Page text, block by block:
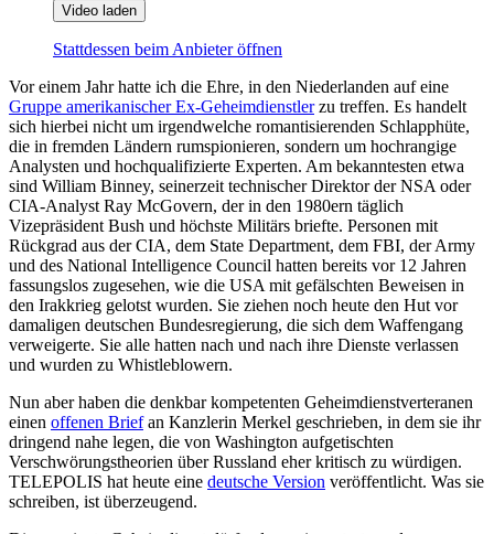
Video laden
Stattdessen beim Anbieter öffnen
Vor einem Jahr hatte ich die Ehre, in den Niederlanden auf eine
Gruppe amerikanischer Ex-Geheimdienstlerzu treffen. Es handelt
sich hierbei nicht um irgendwelche romantisierenden Schlapphüte,
die in fremden Ländern rumspionieren, sondern um hochrangige
Analysten und hochqualifizierte Experten. Am bekanntesten etwa
sind William Binney, seinerzeit technischer Direktor der NSA oder
CIA-Analyst Ray McGovern, der in den 1980ern täglich
Vizepräsident Bush und höchste Militärs briefte. Personen mit
Rückgrad aus der CIA, dem State Department, dem FBI, der Army
und des National Intelligence Council hatten bereits vor 12 Jahren
fassungslos zugesehen, wie die USA mit gefälschten Beweisen in
den Irakkrieg gelotst wurden. Sie ziehen noch heute den Hut vor
damaligen deutschen Bundesregierung, die sich dem Waffengang
verweigerte. Sie alle hatten nach und nach ihre Dienste verlassen
und wurden zu Whistleblowern.
Nun aber haben die denkbar kompetenten Geheimdienstverteranen
einen offenen Briefan Kanzlerin Merkel geschrieben, in dem sie ihr
dringend nahe legen, die von Washington aufgetischten
Verschwörungstheorien über Russland eher kritisch zu würdigen.
TELEPOLIS hat heute eine deutsche Version veröffentlicht. Was sie
schreiben, ist überzeugend.